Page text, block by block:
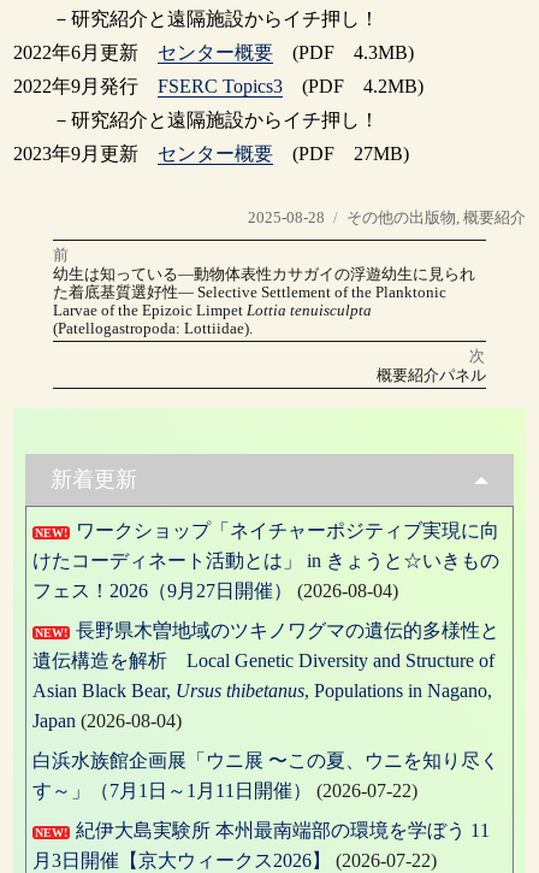
－研究紹介と遠隔施設からイチ押し！
2022年6月更新 センター概要 (PDF 4.3MB)
2022年9月発行FSERC Topics3 (PDF 4.2MB)
－研究紹介と遠隔施設からイチ押し！
2023年9月更新 センター概要 (PDF 27MB)
投
稿
日:
2025-08-28
カ
テ
ゴ
リ
ー
その他の出版物 概要紹介
投
稿
ナ
ー
シ
ョ
ン
前
前
の
投
稿:
幼生は知っている―動物体表性カサガイの浮遊幼生に見られ
た着底基質選好性― Selective Settlement of the Planktonic
Larvae of the Epizoic Limpet Lottia tenuisculpta
(Patellogastropoda: Lottiidae).
次
の
概要紹介パネル
新着更新
NEW!
ワークショップ「ネイチャーポジティブ実現に向
けたコーディネート活動とは」 in きょうと☆いきもの
フェス！2026（9月27日開催）
(2026-08-04)
NEW!
長野県木曽地域のツキノワグマの遺伝的多様性と
遺伝構造を解析 Local Genetic Diversity and Structure of
Asian Black Bear, Ursus thibetanus, Populations in Nagano,
Japan (2026-08-04)
白浜水族館企画展「ウニ展 〜この夏、ウニを知り尽く
す～」（7月1日～1月11日開催）
(2026-07-22)
NEW!
紀伊大島実験所 本州最南端部の環境を学ぼう 11
月3日開催【京大ウィークス2026】
(2026-07-22)